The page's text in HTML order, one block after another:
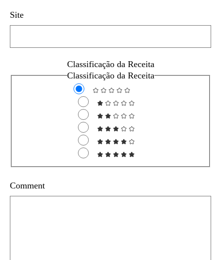
Site
Classificação da Receita
Classificação da Receita
Comment